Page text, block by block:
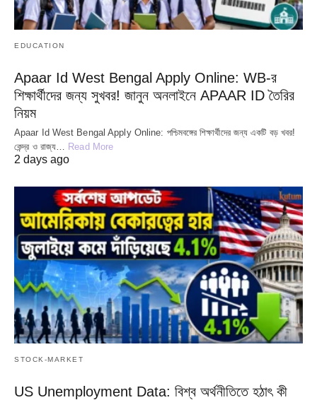
EDUCATION
Apaar Id West Bengal Apply Online: WB-র
শিক্ষার্থীদের জন্য সুখবর! জানুন অনলাইনে APAAR ID তৈরির
নিয়ম
Apaar Id West Bengal Apply Online: পশ্চিমবঙ্গের শিক্ষার্থীদের জন্য একটি বড় খবর!
কেন্দ্র ও রাজ্য… Read More
2 days ago
STOCK-MARKET
US Unemployment Data: বিশ্ব অর্থনীতিতে হঠাৎ কী